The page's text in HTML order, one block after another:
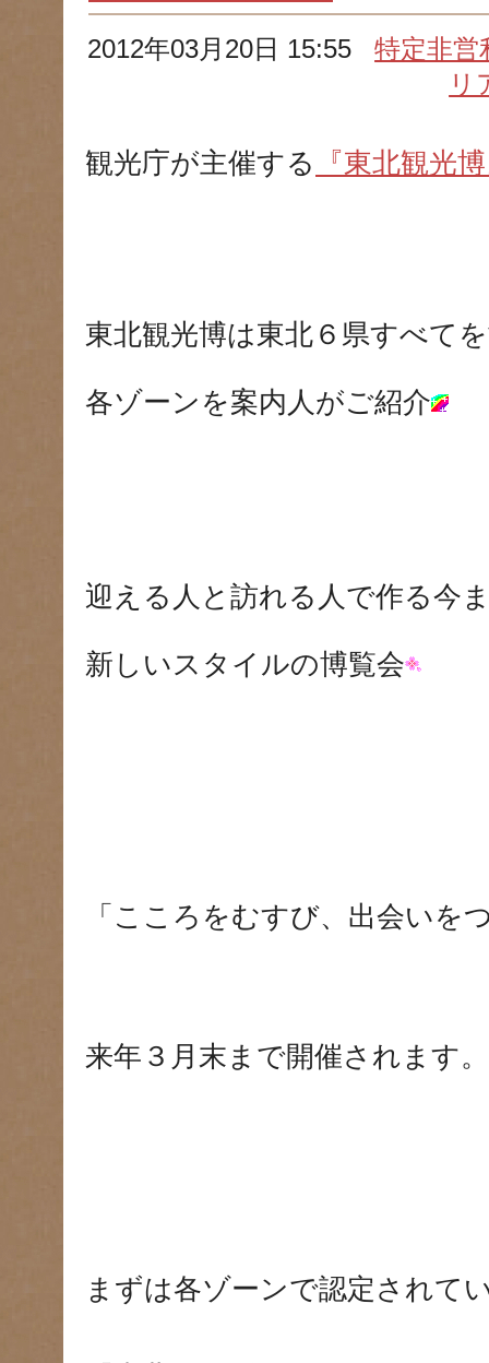
2012年03月20日 15:55特定非
リ
観光庁が主催する 『東北観光
東北観光博は東北６県すべて
各ゾーンを案内人がご紹介
迎える人と訪れる人で作る今
新しいスタイルの博覧会
「こころをむすび、出会いを
来年３月末まで開催されます。
まずは各ゾーンで認定されて